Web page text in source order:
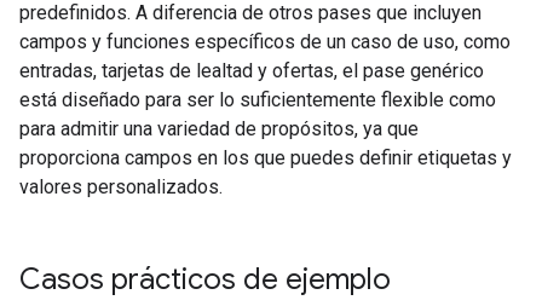
predefinidos. A diferencia de otros pases que incluyen
campos y funciones específicos de un caso de uso, como
entradas, tarjetas de lealtad y ofertas, el pase genérico
está diseñado para ser lo suficientemente flexible como
para admitir una variedad de propósitos, ya que
proporciona campos en los que puedes definir etiquetas y
valores personalizados.
Casos prácticos de ejemplo